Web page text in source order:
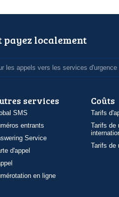
localement
les appels vers les services d'urgence
services
SMS
entrants
Service
d'appel
en ligne
Coûts
Tarifs
Tarifs de
Tarifs de